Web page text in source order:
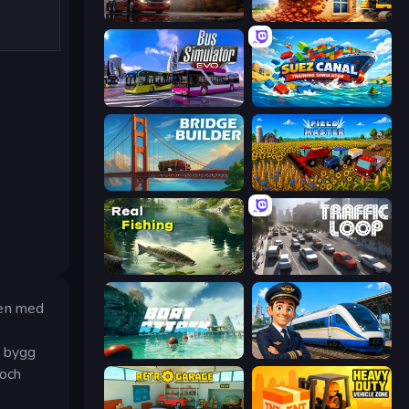
med
Truck Simulator: European Roads City Constructor
Bus Simulator: EVO Suez Canal Training Simulator
Bridge Builder Field Master
Real Fishing Simulator Traffic Loop
Boat Attack Idle Train Empire Tycoon